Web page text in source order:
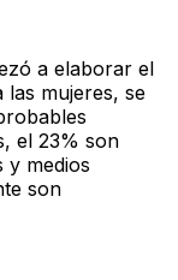
a elaborar el
mujeres, se
el 23% son
y medios
son